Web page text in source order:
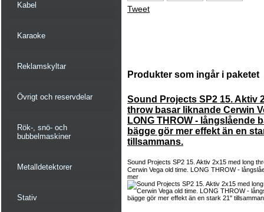
Kabel
Karaoke
Reklamskyltar
Övrigt och reservdelar
Rök-, snö- och
bubbelmaskiner
Metalldetektorer
Stativ
Tweet
Produkter som ingår i paketet
Sound Projects SP2 15. Aktiv
throw basar liknande Cerwin
LONG THROW - långslående
bägge gör mer effekt än en
tillsammans.
Sound Projects SP2 15. Aktiv 2x15 med long
Cerwin Vega old time. LONG THROW -
mer